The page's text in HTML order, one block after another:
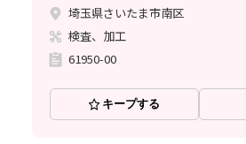
埼玉県さいたま市南区
検査、加工
61950-00
キープする